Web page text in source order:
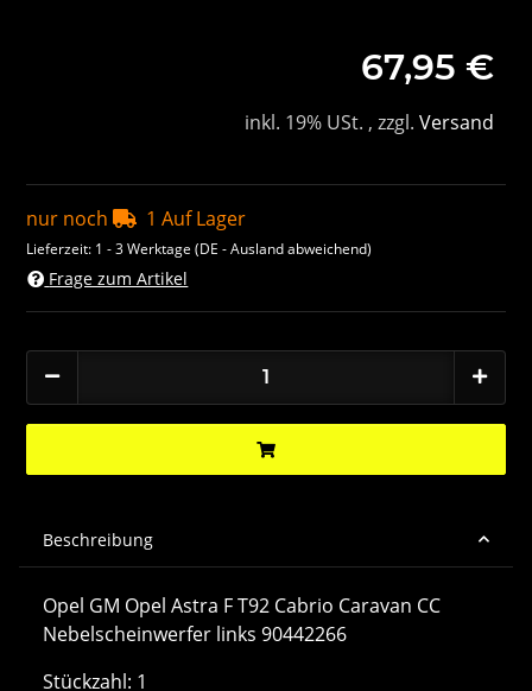
67,95 €
inkl. 19% USt. , zzgl. Versand
nur noch 1 Auf Lager
Lieferzeit: 1 - 3 Werktage(DE - Ausland abweichend)
Frage zum Artikel
Beschreibung
Opel GM Opel Astra F T92 Cabrio Caravan CC
Nebelscheinwerfer links 90442266
Stückzahl: 1